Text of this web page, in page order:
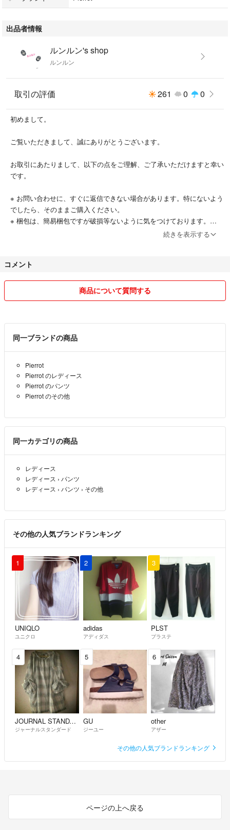
出品初心者です。何かと不慣れですが、どうぞよろしくお願いいたしま
※ お問い合わせに、すぐに返信できない場合があります。ご了承くださ
※ 梱包は、簡易梱包ですが破損等ないように気をつけております。
※ 発送は通常、ご購入日の翌々日までにはできるようにしております。
出品者情報
ルンルン's shop
ルンルン
取引の評価 261 0 0
初めまして。
ご覧いただきまして、誠にありがとうございます。
お取引にあたりまして、以下の点をご理解、ご了承いただけますと幸い
です。
※ お問い合わせに、すぐに返信できない場合があります。特にないよう
でしたら、そのままご購入ください。
※ 梱包は、簡易梱包ですが破損等ないように気をつけております。
※ 発送は通常、ご購入いただいた翌々日までにはできるようにしており
告なく削除する場合があります。
何かと不慣れではありますが、丁寧な対応を心がけております。どうぞ
よろしくお願いいたします。
続きを表示する
コメント
商品について質問する
同一ブランドの商品
Pierrot
Pierrot のレディース
Pierrot のパンツ
Pierrot のその他
同一カテゴリの商品
レディース
レディース › パンツ
レディース › パンツ › その他
その他の人気ブランドランキング
1
UNIQLO
ユニクロ
2
adidas
アディダス
3
PLST
プラステ
4
JOURNAL STANDARD
ジャーナルスタンダード
5
GU
ジーユー
6
other
アザー
その他の人気ブランドランキング
ページの上へ戻る